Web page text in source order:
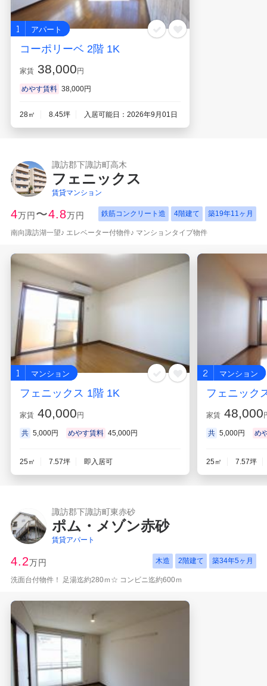
1 アパート
コーポリーベ 2階 1K
家賃 38,000円
めやす賃料 38,000円
28㎡ 8.45坪 入居可能日：2026年9月01日
諏訪郡下諏訪町高木
フェニックス
賃貸マンション
4万円 〜4.8万円 鉄筋コンクリート造 4階建て 築19年11ヶ月
南向諏訪湖一望♪ エレベーター付物件♪ マンションタイプ物件
1 マンション
フェニックス 1階 1K
家賃 40,000円
共 5,000円 めやす賃料 45,000円
25㎡ 7.57坪 即入居可
2 マンション
フェニック
家賃 48,000
共 5,000円 め
25㎡ 7.57坪
諏訪郡下諏訪町東赤砂
ポム・メゾン赤砂
賃貸アパート
4.2万円 木造 2階建て 築34年5ヶ月
洗面台付物件！ 足湯迄約280ｍ☆ コンビニ迄約600ｍ